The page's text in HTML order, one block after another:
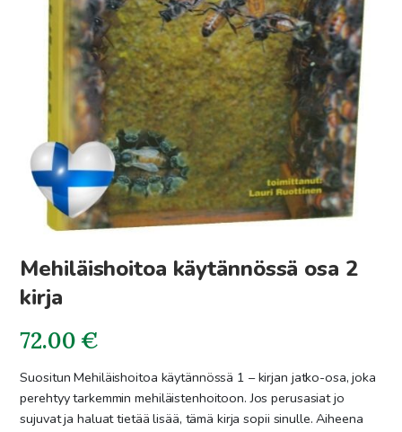
Mehiläishoitoa käytännössä osa 2
kirja
72.00€
Suositun Mehiläishoitoa käytännössä 1 – kirjan jatko-osa, joka
perehtyy tarkemmin mehiläistenhoitoon. Jos perusasiat jo
sujuvat ja haluat tietää lisää, tämä kirja sopii sinulle. Aiheena